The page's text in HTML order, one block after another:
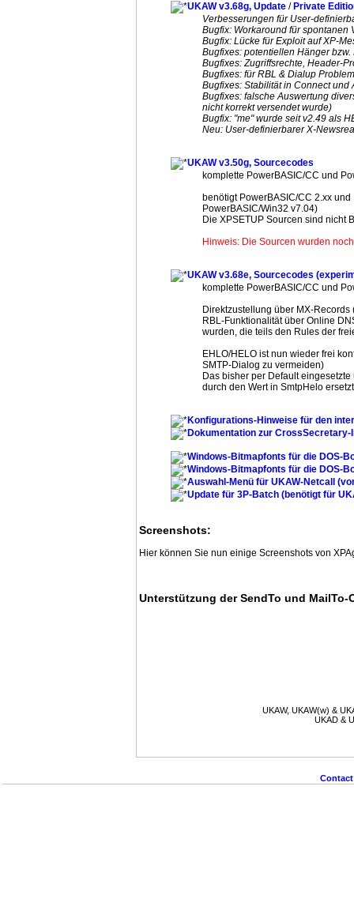
UKAW v3.68g, Update / Private
Verbesserungen für User-
Bugfix: Workaround für spontanen
Bugfix: Lücke für Exploit auf XP-
Bugfixes: potentiellen Hänger
Bugfixes: Zugriffsrechte, Header-
Bugfixes: für RBL & Dialup
Bugfixes: Stabilität in Connect
Bugfixes: falsche Auswertung
nicht korrekt versendet wurde)
Bugfix: "me" wurde seit v2.49 als
Neu: User-definierbarer X-
UKAW v3.50g, Sourcecodes
komplette PowerBASIC/CC und
benötigt PowerBASIC/CC 2.xx
PowerBASIC/Win32 v7.04)
Die XPSETUP Sourcen sind nicht
Hinweis: Die Sourcen wurden
UKAW v3.68e, Sourcecodes
komplette PowerBASIC/CC und
Direktzustellung über MX-
RBL-Funktionalität über Online
wurden, die teils den Rules der
EHLO/HELO ist nun wieder frei
SMTP-Dialog zu vermeiden)
Das bisher per Default
durch den Wert in SmtpHelo ersetzt
Konfigurations-Hinweise für den
Dokumentation zur
Windows-Bitmapfonts für die DOS-
Windows-Bitmapfonts für die DOS-
Auswahl-Menü für UKAW-Netcall
Update für 3P-Batch (benötigt für
Screenshots:
Hier können Sie nun einige Screenshots von
Unterstützung der SendTo und MailTo-
UKAW, UKAW(w) &
UKAD &
Contact